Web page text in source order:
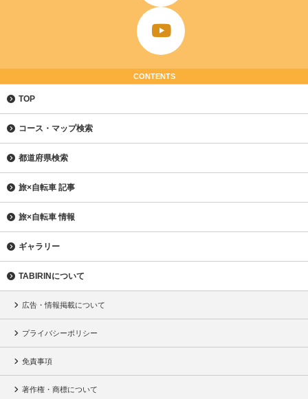
CONTENTS
TOP
コース・マップ検索
都道府県検索
旅×自転車 記事
旅×自転車 情報
ギャラリー
TABIRINについて
広告・情報掲載について
プライバシーポリシー
免責事項
著作権・商標について